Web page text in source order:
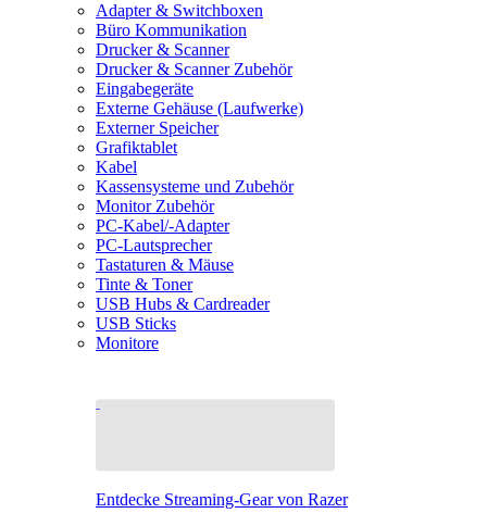
Adapter & Switchboxen
Büro Kommunikation
Drucker & Scanner
Drucker & Scanner Zubehör
Eingabegeräte
Externe Gehäuse (Laufwerke)
Externer Speicher
Grafiktablet
Kabel
Kassensysteme und Zubehör
Monitor Zubehör
PC-Kabel/-Adapter
PC-Lautsprecher
Tastaturen & Mäuse
Tinte & Toner
USB Hubs & Cardreader
USB Sticks
Monitore
Entdecke Streaming-Gear von Razer